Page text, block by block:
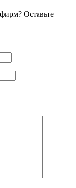
Оставьте